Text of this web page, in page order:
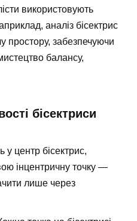
використовують
аналіз бісектрис
простору, забезпечуючи
балансу,
бісектриси
у центр бісектрис,
інцентричну точку —
лише через